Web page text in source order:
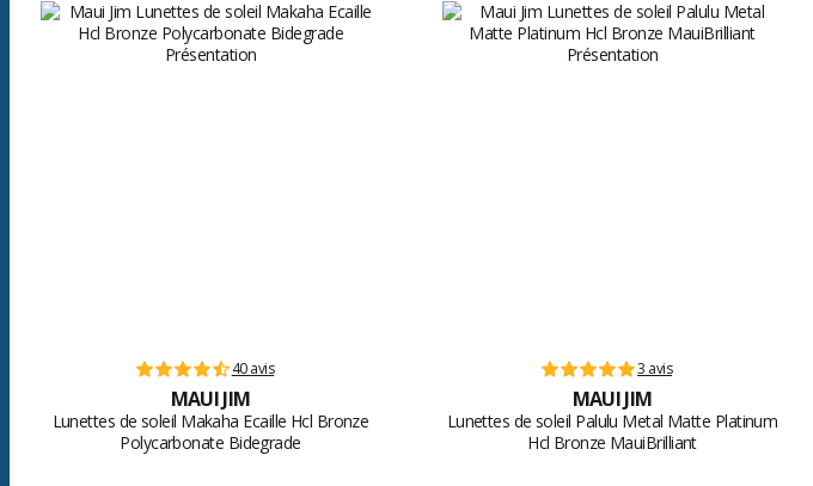
40 avis
MAUI JIM
Lunettes de soleil Makaha Ecaille Hcl Bronze
Polycarbonate Bidegrade
3 avis
MAUI JIM
Lunettes de soleil Palulu Metal Matte Platinum
Hcl Bronze MauiBrilliant